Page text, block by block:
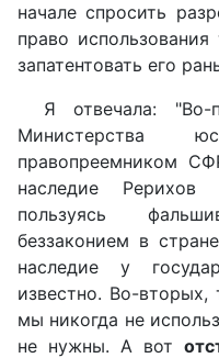
начале спросить
право
запатентовать его
Я отвечала:
Министерства
правопреемником
наследие
пользуясь
беззаконием в
наследие у
известно. Во-
мы никогда не
не нужны. А вот